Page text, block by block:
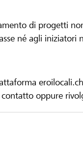
di progetti
né agli
oppure